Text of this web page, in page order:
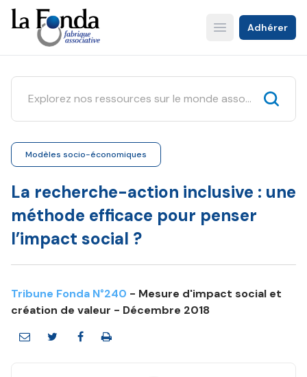
Aller
au
contenu
principal
Open main menu
Adhérer
Modèles socio-économiques
La recherche-action inclusive : une
méthode efficace pour penser
l’impact social ?
Tribune Fonda N°240 - Mesure d'impact social et
création de valeur - Décembre 2018